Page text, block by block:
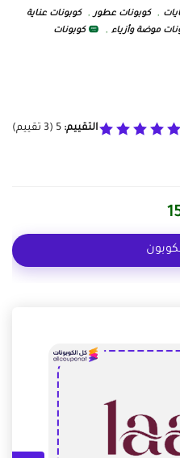
, كوبونات عطور ,
كوبونات عناية
موضة وأزياء ,
كوبونات
التقييم: 5
(
3 تقييم)